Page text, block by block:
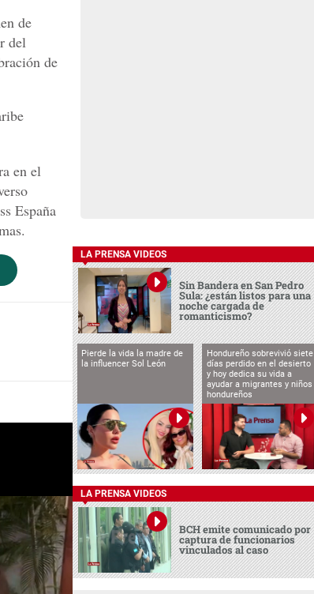
de
del
de
en el
España
LA PRENSA VIDEOS
Sin Bandera en San Pedro
Sula: ¿están listos para una
noche cargada de
romanticismo?
Pierde la vida la madre de
la influencer Sol León
Hondureño sobrevivió siete
días perdido en el desierto
y hoy dedica su vida a
ayudar a migrantes y niños
hondureños
LA PRENSA VIDEOS
BCH emite comunicado por
captura de funcionarios
vinculados al caso